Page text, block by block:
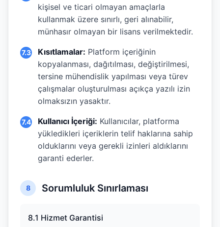
kişisel ve ticari olmayan amaçlarla
kullanmak üzere sınırlı, geri alınabilir,
münhasır olmayan bir lisans verilmektedir.
7.3 Kısıtlamalar: Platform içeriğinin
kopyalanması, dağıtılması, değiştirilmesi,
tersine mühendislik yapılması veya türev
çalışmalar oluşturulması açıkça yazılı izin
olmaksızın yasaktır.
7.4 Kullanıcı İçeriği: Kullanıcılar, platforma
yükledikleri içeriklerin telif haklarına sahip
olduklarını veya gerekli izinleri aldıklarını
garanti ederler.
8 Sorumluluk Sınırlaması
8.1 Hizmet Garantisi